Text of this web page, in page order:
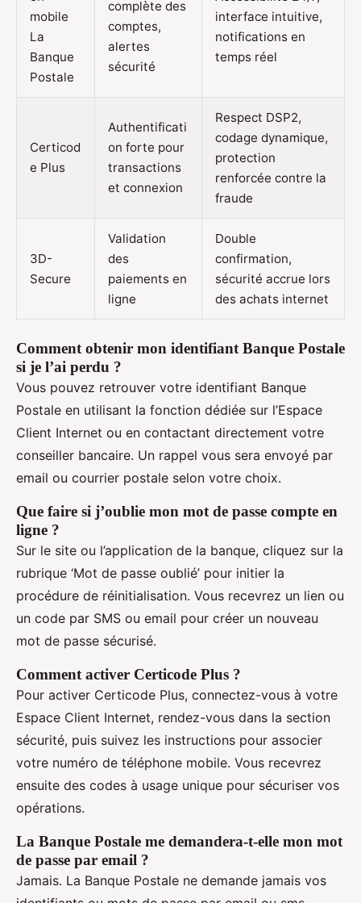
mobile
La
Banque
Postale
complète des
comptes,
alertes
sécurité
interface intuitive,
notifications en
temps réel
Certicod
e Plus
Authentificati
on forte pour
transactions
et connexion
Respect DSP2,
codage dynamique,
protection
renforcée contre la
fraude
3D-
Secure
Validation
des
paiements en
ligne
Double
confirmation,
sécurité accrue lors
des achats internet
Comment obtenir mon identifiant Banque Postale
si je l’ai perdu ?
Vous pouvez retrouver votre identifiant Banque
Postale en utilisant la fonction dédiée sur l’Espace
Client Internet ou en contactant directement votre
conseiller bancaire. Un rappel vous sera envoyé par
email ou courrier postale selon votre choix.
Que faire si j’oublie mon mot de passe compte en
ligne ?
Sur le site ou l’application de la banque, cliquez sur la
rubrique ‘Mot de passe oublié’ pour initier la
procédure de réinitialisation. Vous recevrez un lien ou
un code par SMS ou email pour créer un nouveau
mot de passe sécurisé.
Comment activer Certicode Plus ?
Pour activer Certicode Plus, connectez-vous à votre
Espace Client Internet, rendez-vous dans la section
sécurité, puis suivez les instructions pour associer
votre numéro de téléphone mobile. Vous recevrez
ensuite des codes à usage unique pour sécuriser vos
opérations.
La Banque Postale me demandera-t-elle mon mot
de passe par email ?
Jamais. La Banque Postale ne demande jamais vos